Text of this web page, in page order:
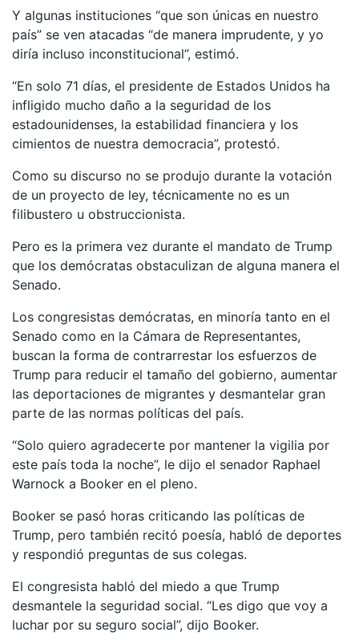
Y algunas instituciones “que son únicas en nuestro
país” se ven atacadas “de manera imprudente, y yo
diría incluso inconstitucional”, estimó.
“En solo 71 días, el presidente de Estados Unidos ha
infligido mucho daño a la seguridad de los
estadounidenses, la estabilidad financiera y los
cimientos de nuestra democracia”, protestó.
Como su discurso no se produjo durante la votación
de un proyecto de ley, técnicamente no es un
filibustero u obstruccionista.
Pero es la primera vez durante el mandato de Trump
que los demócratas obstaculizan de alguna manera el
Senado.
Los congresistas demócratas, en minoría tanto en el
Senado como en la Cámara de Representantes,
buscan la forma de contrarrestar los esfuerzos de
Trump para reducir el tamaño del gobierno, aumentar
las deportaciones de migrantes y desmantelar gran
parte de las normas políticas del país.
“Solo quiero agradecerte por mantener la vigilia por
este país toda la noche”, le dijo el senador Raphael
Warnock a Booker en el pleno.
Booker se pasó horas criticando las políticas de
Trump, pero también recitó poesía, habló de deportes
y respondió preguntas de sus colegas.
El congresista habló del miedo a que Trump
desmantele la seguridad social. “Les digo que voy a
luchar por su seguro social”, dijo Booker.